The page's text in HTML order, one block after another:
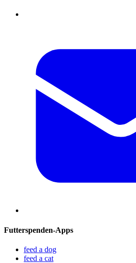
Futterspenden-Apps
feed a dog
feed a cat